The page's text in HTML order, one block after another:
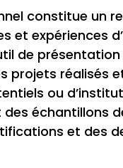
constitue un
et expériences
de
projets réalisés
ou
échantillons
et des